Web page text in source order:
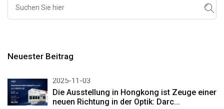
Neuester Beitrag
2025-11-03
Die Ausstellung in Hongkong ist Zeuge einer
neuen Richtung in der Optik: Darc...